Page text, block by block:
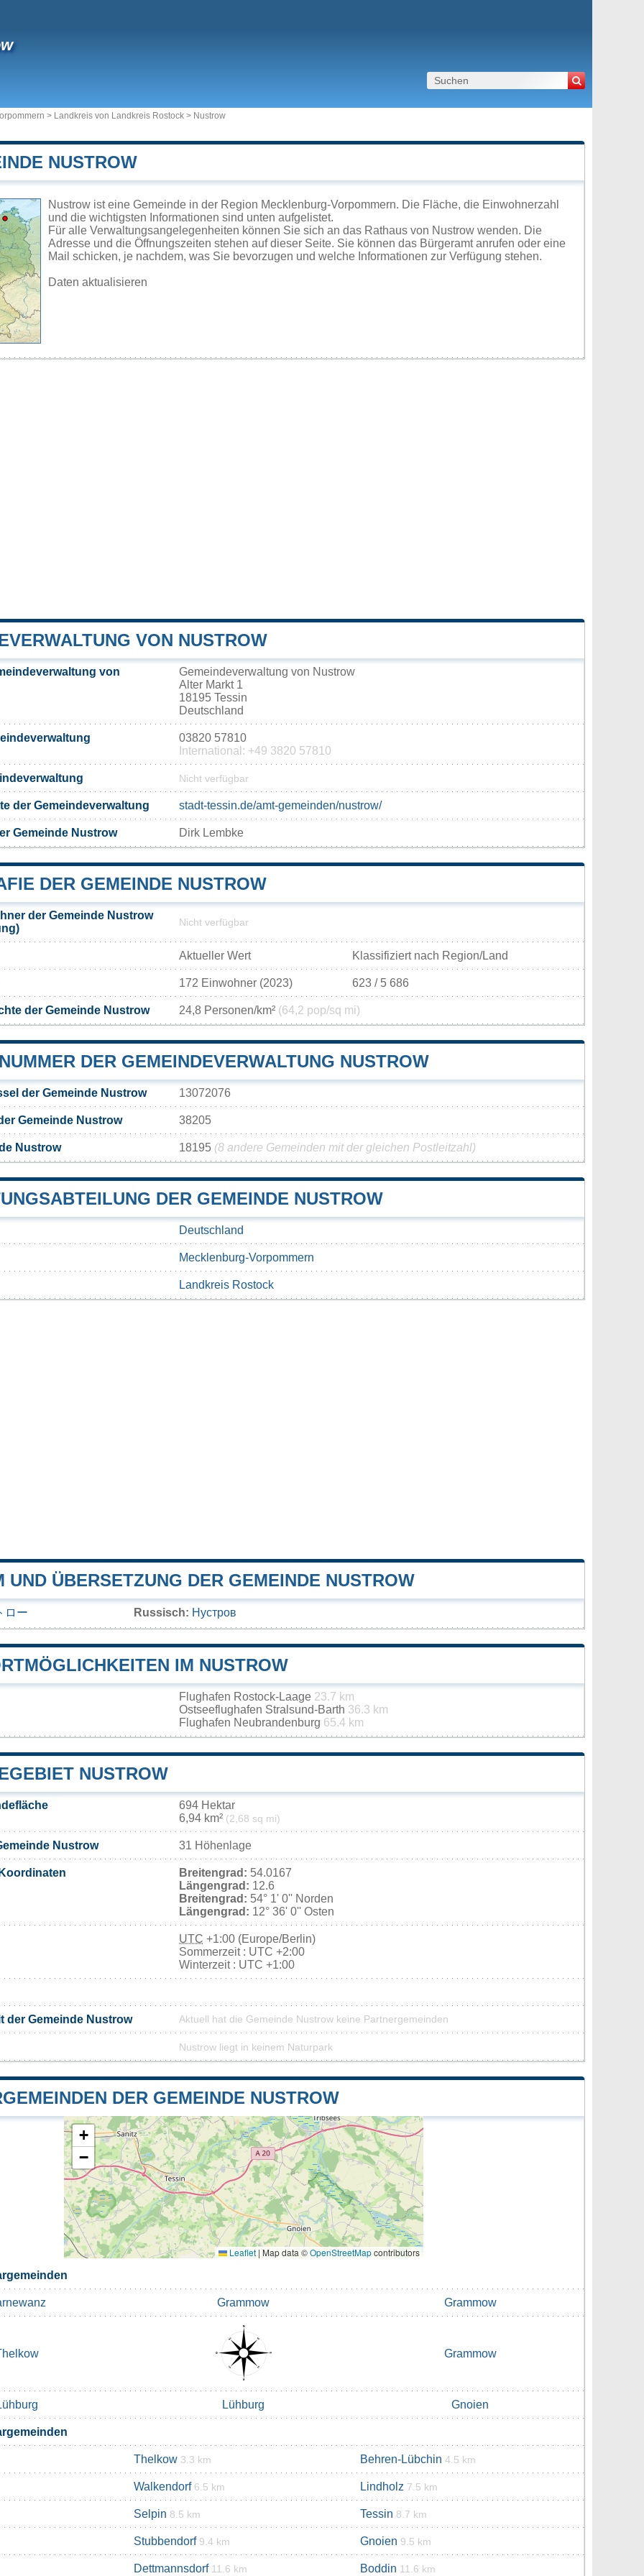
> Landkreis von Landkreis Rostock > Nustrow
NUSTROW
Nustrow ist eine Gemeinde in der Region Mecklenburg-Vorpommern. Die Fläche, die Einwohnerzahl
und die wichtigsten Informationen sind unten aufgelistet.
Für alle Verwaltungsangelegenheiten können Sie sich an das Rathaus von Nustrow wenden. Die
Adresse und die Öffnungszeiten stehen auf dieser Seite. Sie können das Bürgeramt anrufen oder eine
Mail schicken, je nachdem, was Sie bevorzugen und welche Informationen zur Verfügung stehen.
Daten aktualisieren
VON NUSTROW
von
Gemeindeverwaltung von Nustrow
Alter Markt 1
18195 Tessin
Deutschland
03820 57810
International: +49 3820 57810
Nicht verfügbar
der Gemeindeverwaltung stadt-tessin.de/amt-gemeinden/nustrow/
Gemeinde Nustrow Dirk Lembke
DER GEMEINDE NUSTROW
der Gemeinde Nustrow
Nicht verfügbar
Aktueller Wert Klassifiziert nach Region/Land
172 Einwohner (2023) 623 / 5 686
der Gemeinde Nustrow 24,8 Personen/km² (64,2 pop/sq mi)
DER GEMEINDEVERWALTUNG NUSTROW
der Gemeinde Nustrow 13072076
Gemeinde Nustrow 38205
Nustrow 18195 (8 andere Gemeinden mit der gleichen Postleitzahl)
DER GEMEINDE NUSTROW
Deutschland
Mecklenburg-Vorpommern
Landkreis Rostock
UND ÜBERSETZUNG DER GEMEINDE NUSTROW
ロー Russisch: Нустров
IM NUSTROW
Flughafen Rostock-Laage 23.7 km
Ostseeflughafen Stralsund-Barth 36.3 km
Flughafen Neubrandenburg 65.4 km
NUSTROW
694 Hektar
6,94 km² (2,68 sq mi)
Nustrow 31 Höhenlage
Breitengrad: 54.0167
Längengrad: 12.6
Breitengrad: 54° 1' 0'' Norden
Längengrad: 12° 36' 0'' Osten
UTC +1:00 (Europe/Berlin)
Sommerzeit : UTC +2:00
Winterzeit : UTC +1:00
der Gemeinde Nustrow Aktuell hat die Gemeinde Nustrow keine Partnergemeinden
Nustrow liegt in keinem Naturpark
DER GEMEINDE NUSTROW
+
−
Leaflet | Map data ©OpenStreetMapcontributors
Grammow Grammow
Grammow
Lühburg Gnoien
Thelkow 3.3 km Behren-Lübchin 4.5 km
Walkendorf 6.5 km Lindholz 7.5 km
Selpin 8.5 km Tessin 8.7 km
Stubbendorf 9.4 km Gnoien 9.5 km
Dettmannsdorf 11.6 km Boddin 11.6 km